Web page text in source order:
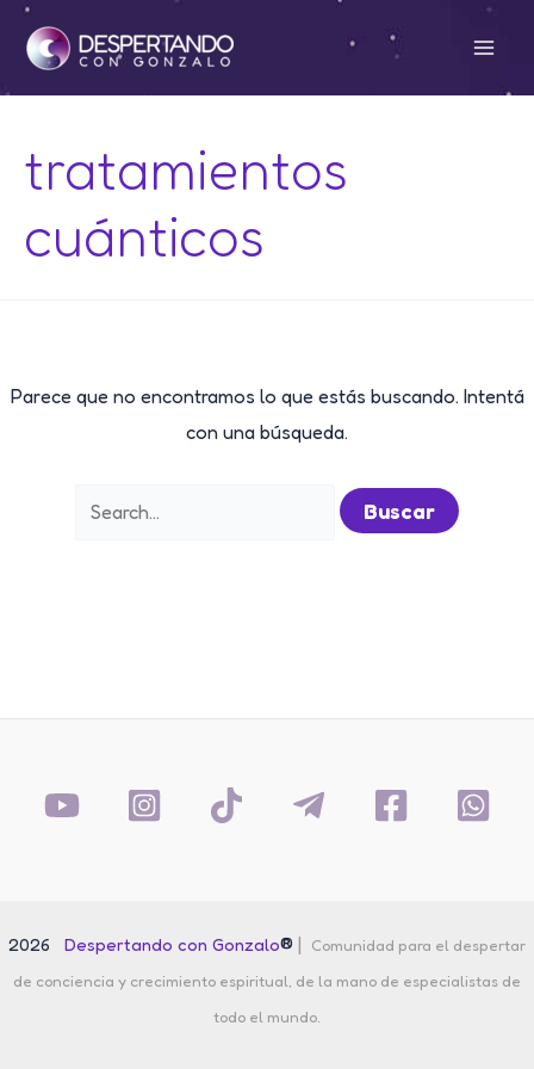
contenido
tratamientos
cuánticos
Parece que no encontramos lo que estás buscando. Intentá
con una búsqueda.
Buscar
2026 Despertando con Gonzalo® |
Comunidad para el despertar
de conciencia y crecimiento espiritual, de la mano de especialistas de
todo el mundo.